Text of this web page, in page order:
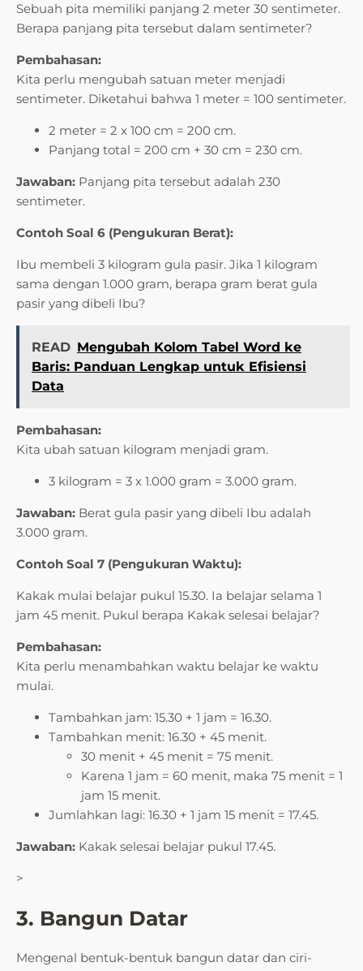
Sebuah pita memiliki panjang 2 meter 30 sentimeter.
Berapa panjang pita tersebut dalam sentimeter?
Pembahasan:
Kita perlu mengubah satuan meter menjadi
sentimeter. Diketahui bahwa 1 meter = 100 sentimeter.
2 meter = 2 x 100 cm = 200 cm.
Panjang total = 200 cm + 30 cm = 230 cm.
Jawaban: Panjang pita tersebut adalah 230
sentimeter.
Contoh Soal 6 (Pengukuran Berat):
Ibu membeli 3 kilogram gula pasir. Jika 1 kilogram
sama dengan 1.000 gram, berapa gram berat gula
pasir yang dibeli Ibu?
READ Mengubah Kolom Tabel Word ke
Baris: Panduan Lengkap untuk Efisiensi
Data
Pembahasan:
Kita ubah satuan kilogram menjadi gram.
3 kilogram = 3 x 1.000 gram = 3.000 gram.
Jawaban: Berat gula pasir yang dibeli Ibu adalah
3.000 gram.
Contoh Soal 7 (Pengukuran Waktu):
Kakak mulai belajar pukul 15.30. Ia belajar selama 1
jam 45 menit. Pukul berapa Kakak selesai belajar?
Pembahasan:
Kita perlu menambahkan waktu belajar ke waktu
mulai.
Tambahkan jam: 15.30 + 1 jam = 16.30.
Tambahkan menit: 16.30 + 45 menit.
30 menit + 45 menit = 75 menit.
Karena 1 jam = 60 menit, maka 75 menit = 1
jam 15 menit.
Jumlahkan lagi: 16.30 + 1 jam 15 menit = 17.45.
Jawaban: Kakak selesai belajar pukul 17.45.
>
3. Bangun Datar
Mengenal bentuk-bentuk bangun datar dan ciri-